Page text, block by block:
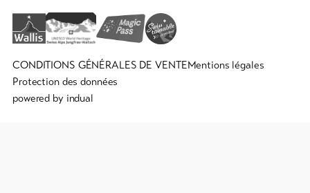
CONDITIONS GÉNÉRALES DE VENTEMentions légales
Protection des données
powered by indual